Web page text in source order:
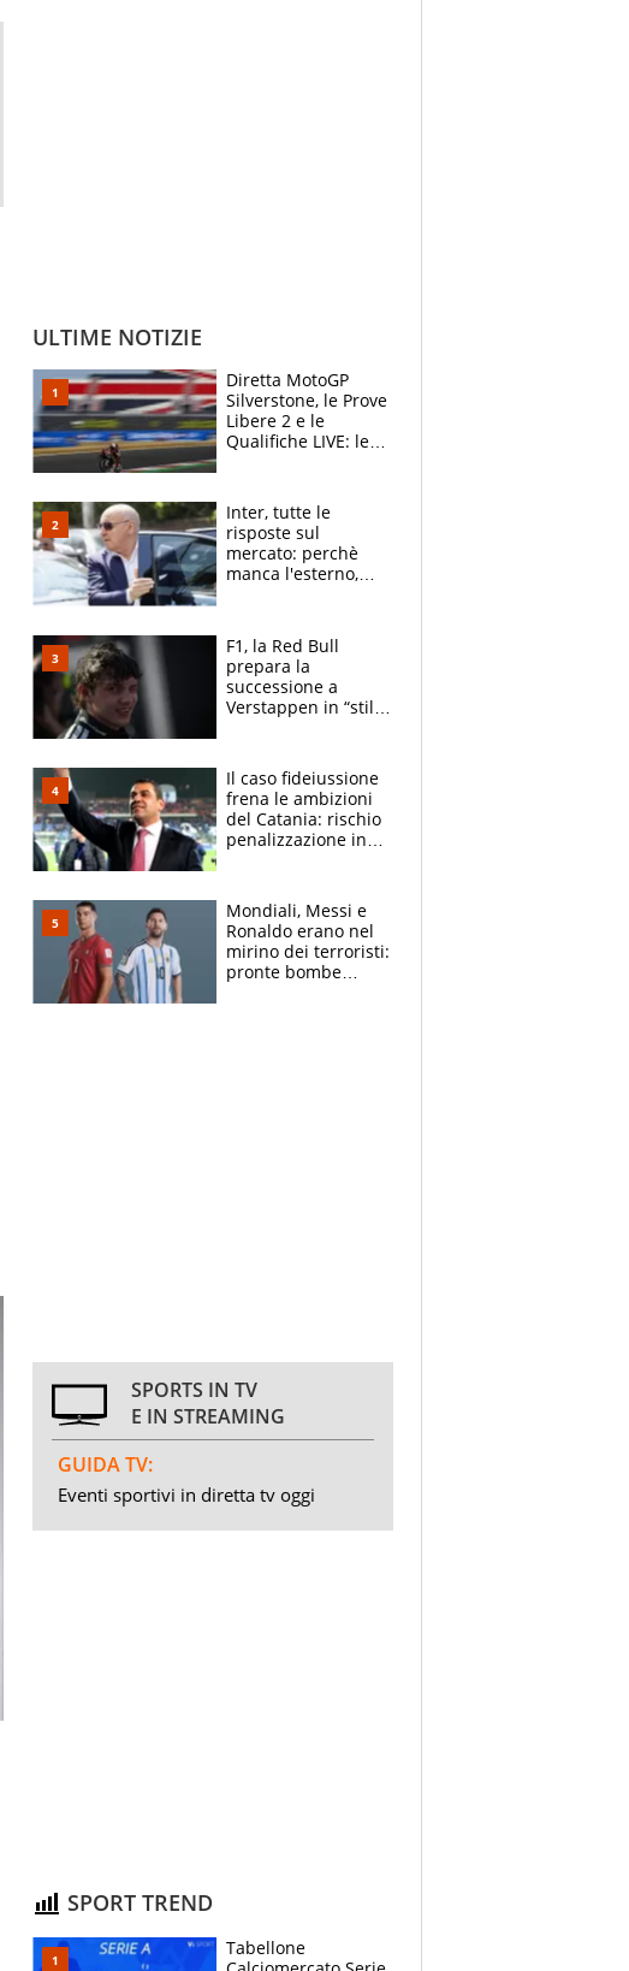
ULTIME NOTIZIE
Diretta MotoGP
Silverstone, le Prove
Libere 2 e le
Qualifiche LIVE: le
fila
Inter, tutte le
risposte sul
mercato: perchè
manca l'esterno,
vero obiettivo di
Marotta
F1, la Red Bull
prepara la
successione a
Verstappen in “stile
attacco all’Italia
Il caso fideiussione
frena le ambizioni
del Catania: rischio
penalizzazione in
Mondiali, Messi e
Ronaldo erano nel
mirino dei terroristi:
pronte bombe
SPORTS IN TV
E IN STREAMING
GUIDA TV:
Eventi sportivi in diretta tv oggi
SPORT TREND
Tabellone